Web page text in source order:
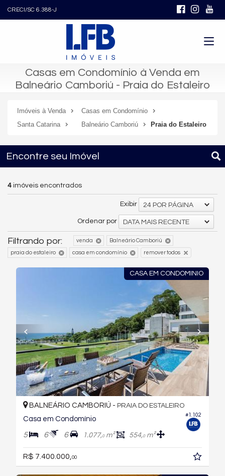
CRECI/SC 6.388-J
Casas em Condomínio à Venda em
Balneário Camboriú - Praia do Estaleiro
Imóveis à Venda
Casas em Condomínio
Santa Catarina
Balneário Camboriú Praia do Estaleiro
Encontre seu Imóvel
4 imóveis encontrados
Exibir 24 POR PÁGINA
Ordenar por DATA MAIS RECENTE
Filtrando por: venda Balneário Camboriú
praia do estaleiro casa em condomínio remover todos
CASA EM CONDOMINIO
#1.102
BALNEÁRIO CAMBORIÚ - PRAIA DO ESTALEIRO
Casa em Condomínio
5 6 6 1.077,0m² 554,0m²
R$ 7.400.000, 00